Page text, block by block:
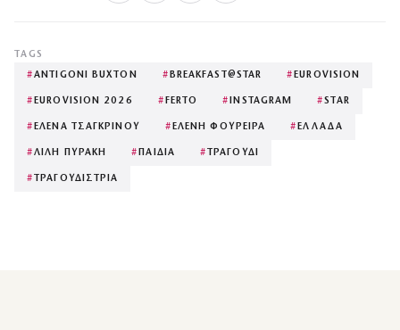
TAGS
#ANTIGONI BUXTON # BREAKFAST@STAR # EUROVISION
# EUROVISION 2026 # FERTO # INSTAGRAM #STAR
# ΕΛΕΝΑ ΤΣΑΓΚΡΙΝΟΥ # ΕΛΕΝΗ ΦΟΥΡΕΙΡΑ # ΕΛΛΑΔΑ
#ΛΙΛΗ ΠΥΡΑΚΗ # ΠΑΙΔΙΑ # ΤΡΑΓΟΥΔΙ
# ΤΡΑΓΟΥΔΙΣΤΡΙΑ